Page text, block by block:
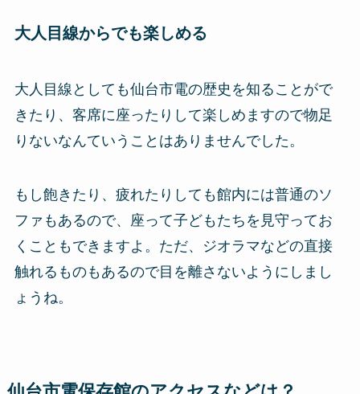
大人目線からでも楽しめる
大人目線としても仙台市電の歴史を知ることがで
きたり、客席に座ったりして楽しめますので物足
りないなんていうことはありませんでした。
もし飽きたり、疲れたりしても館内には普通のソ
ファもあるので、座って子どもたちを見守ってお
くこともできますよ。ただ、ジオラマなどの直接
触れるものもあるので目を離さないようにしまし
ょうね。